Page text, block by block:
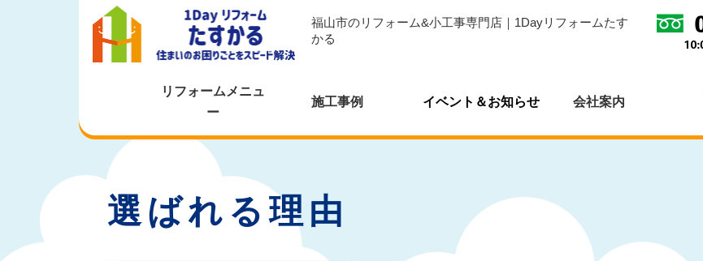
福山市のリフォーム&小工事専門店｜1Dayリフォームたす
かる
リフォームメニュ
ー
施工事例 イベント＆お知らせ 会社案内
選ばれる理由